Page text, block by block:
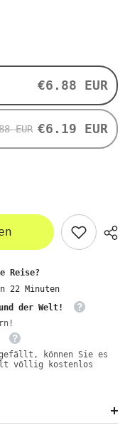
€6.88 EUR
EUR €6.19 EUR
Reise?
22 Minuten
der Welt!
können Sie es
völlig kostenlos